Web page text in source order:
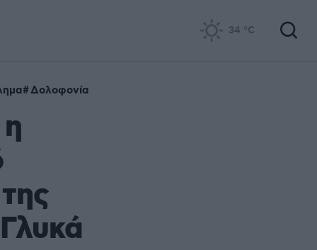
34 °C
Δολοφονία